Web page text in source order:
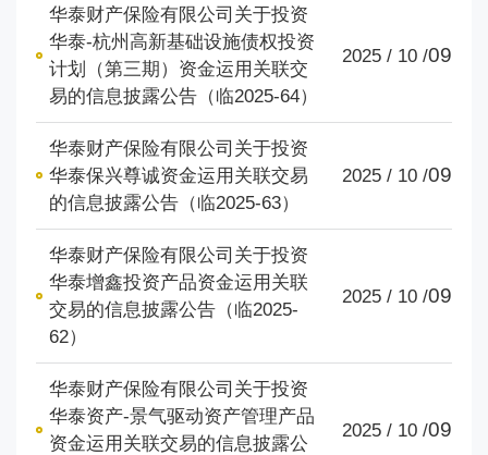
华泰财产保险有限公司关于投资
华泰-杭州高新基础设施债权投资
计划（第三期）资金运用关联交
易的信息披露公告（临2025-64）
2025 / 10 /09
华泰财产保险有限公司关于投资
华泰保兴尊诚资金运用关联交易
的信息披露公告（临2025-63）
2025 / 10 /09
华泰财产保险有限公司关于投资
华泰增鑫投资产品资金运用关联
交易的信息披露公告（临2025-
62）
2025 / 10 /09
华泰财产保险有限公司关于投资
华泰资产-景气驱动资产管理产品
资金运用关联交易的信息披露公
2025 / 10 /09